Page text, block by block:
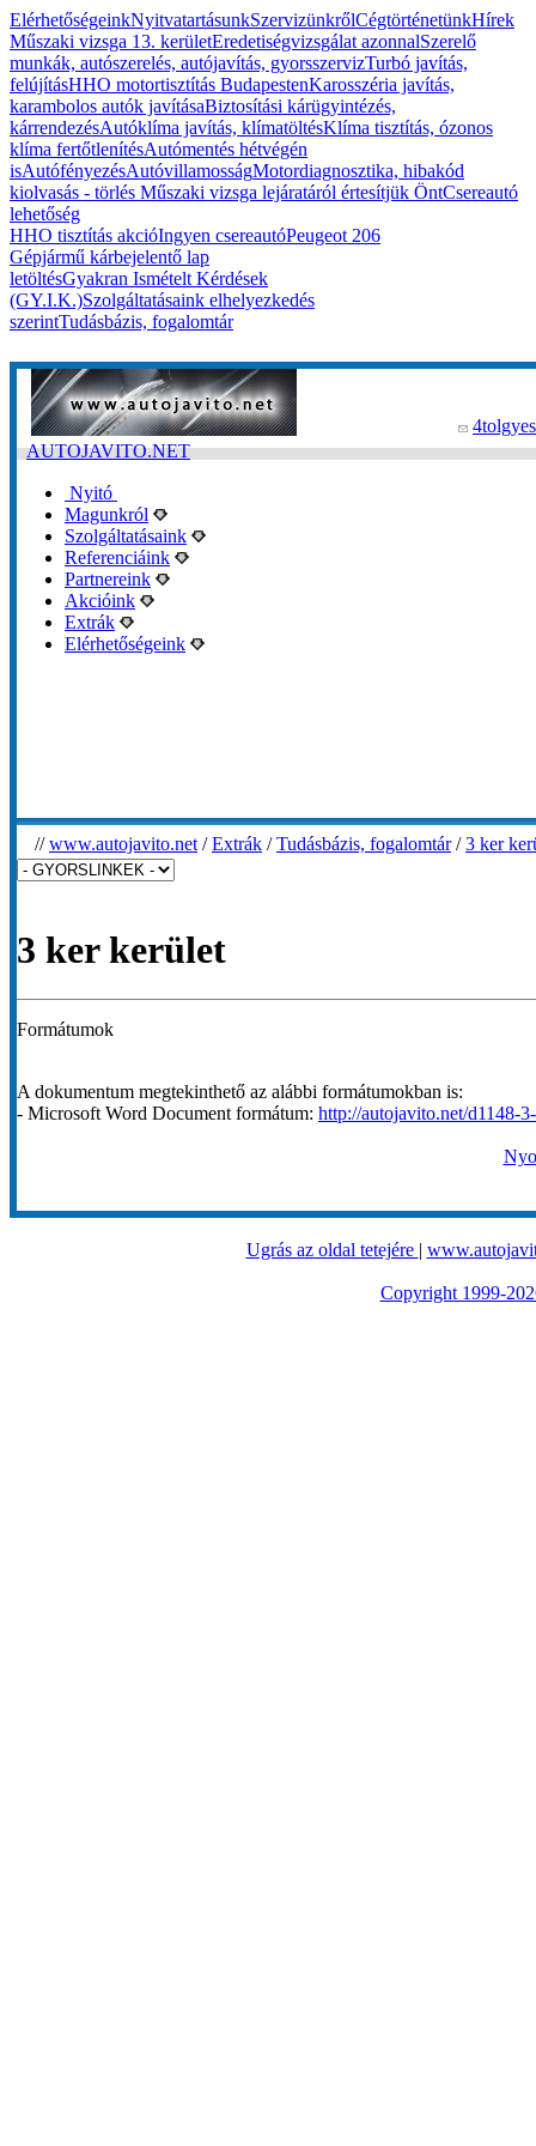
ElérhetőségeinkNyitvatartásunkSzervizünkrőlCégtörténetünkHírek
Műszaki vizsga 13. kerületEredetiségvizsgálat azonnalSzerelő
munkák, autószerelés, autójavítás, gyorsszervizTurbó javítás,
felújításHHO motortisztítás BudapestenKarosszéria javítás,
karambolos autók javításaBiztosítási kárügyintézés,
kárrendezésAutóklíma javítás, klímatöltésKlíma tisztítás, ózonos
klíma fertőtlenítésAutómentés hétvégén
isAutófényezésAutóvillamosságMotordiagnosztika, hibakód
kiolvasás - törlés Műszaki vizsga lejáratáról értesítjük ÖntCsereautó
lehetőség
HHO tisztítás akcióIngyen csereautóPeugeot 206
Gépjármű kárbejelentő lap
letöltésGyakran Ismételt Kérdések
(GY.I.K.)Szolgáltatásaink elhelyezkedés
szerintTudásbázis, fogalomtár
AUTOJAVITO.NET
Nyitó
Magunkról
Szolgáltatásaink
Referenciáink
Partnereink
Akcióink
Extrák
Elérhetőségeink
//www.autojavito.net /Extrák /Tudásbázis, fogalomtár/3 ker
3 ker kerület
Formátumok
A dokumentum megtekinthető az alábbi formátumokban is:
- Microsoft Word Document formátum: http://autojavito.net/d1148-
Ugrás az oldal tetejére |
Copyright 1999-